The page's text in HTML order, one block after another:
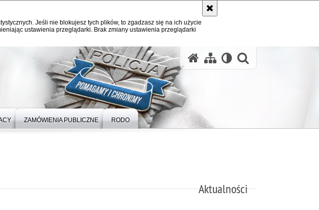
Jeśli nie blokujesz tych plików, to zgadzasz się na ich użycie
ustawienia przeglądarki. Brak zmiany ustawienia przeglądarki
ZAMÓWIENIA PUBLICZNE RODO
Aktualności